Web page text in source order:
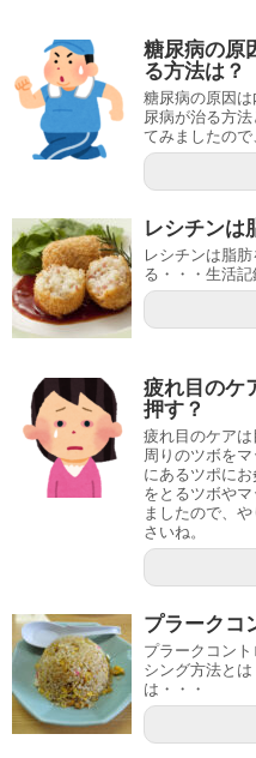
糖尿病の原
る方法は？
糖尿病の原因
尿病が治る方
てみましたので
レシチンは
レシチンは脂
る・・・生活
疲れ目のケ
押す？
疲れ目のケア
周りのツボを
にあるツポに
をとるツボや
ましたので、
さいね。
プラークコ
プラークコン
シング方法と
は・・・